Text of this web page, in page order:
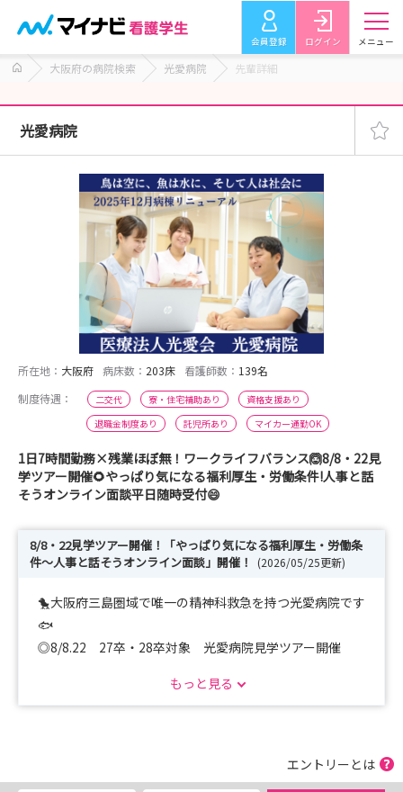
会員登録 ログイン メニュー
大阪府の病院検索 光愛病院 先輩詳細
光愛病院
所在地： 大阪府 病床数： 203床 看護師数： 139名
制度待遇：
二交代 寮・住宅補助あり
資格支援あり
退職金制度あり
託児所あり マイカー通勤OK
1日7時間勤務×残業ほぼ無！ワークライフバランス🙆8/8・22見
学ツアー開催🌻やっぱり気になる福利厚生・労働条件!人事と話
そうオンライン面談平日随時受付😄
8/8・22見学ツアー開催！「やっぱり気になる福利厚生・労働条
件～人事と話そうオンライン面談」開催！
(2026/05/25更新)
🐤大阪府三島圏域で唯一の精神科救急を持つ光愛病院です
🐟
◎8/8.22 27卒・28卒対象 光愛病院見学ツアー開催
件！！～人事と話そう！オンライン面談～」も受付中！
2025年12月に病棟がリニューアル！
もっと見る
エントリーとは